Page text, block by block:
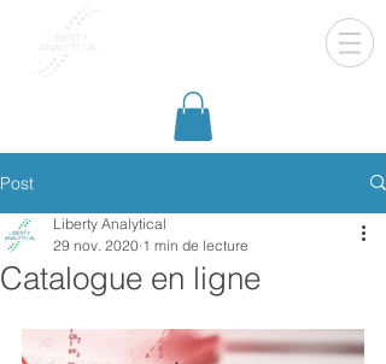
Post
Catalogue en ligne
Liberty Analytical
29 nov. 2020 1 min de lecture